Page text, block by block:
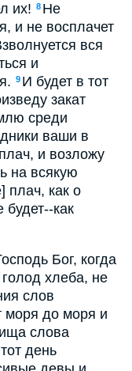
их! 8 Не
и не восплачет
вся
и
9 И будет в тот
закат
среди
ваши в
и возложу
на всякую
плач, как о
как
Бог, когда
хлеба, не
слов
моря до моря и
ища слова
день